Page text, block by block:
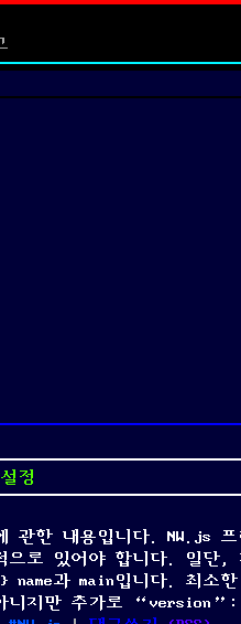
정
관한 내용입니다. NW.js
으로 있어야 합니다. 일
과 main입니다. 최소한
니지만 추가로